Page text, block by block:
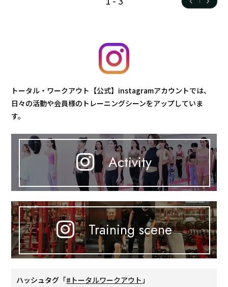
トータル・ワークアウト【公式】instagramアカウントでは、
日々の活動や会員様のトレーニングシーンをアップしていま
す。
Activity
Training scene
ハッシュタグ「#トータルワークアウト」